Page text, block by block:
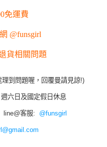
免運費
@funsgirl
貨相關問題
到問題喔，回覆曼請見諒!)
六日及國定假日休息
客服: @funsgirl